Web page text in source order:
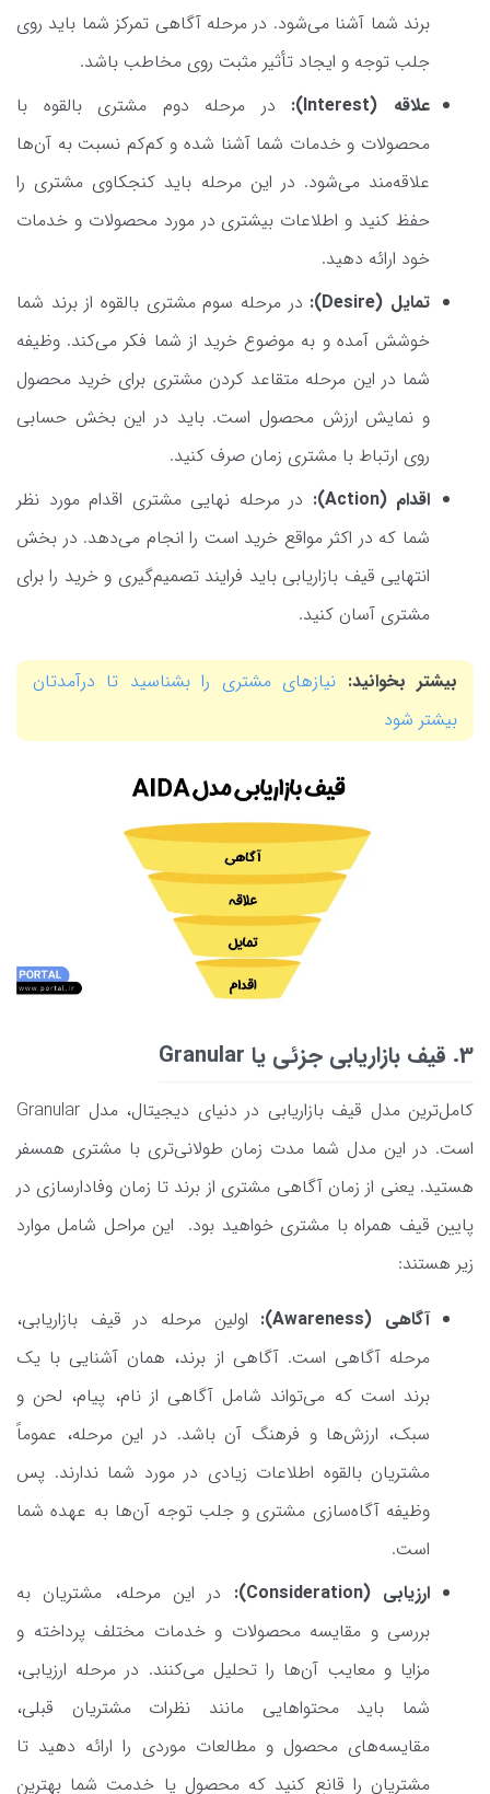
برند شما آشنا می‌شود. در مرحله آگاهی تمرکز شما باید روی
جلب توجه و ایجاد تأثیر مثبت روی مخاطب باشد.
علاقه (Interest):
در مرحله دوم مشتری بالقوه با
محصولات و خدمات شما آشنا شده و کم‌کم نسبت به آن‌ها
علاقه‌مند می‌شود. در این مرحله باید کنجکاوی مشتری را
حفظ کنید و اطلاعات بیشتری در مورد محصولات و خدمات
خود ارائه دهید.
تمایل (Desire):
در مرحله سوم مشتری بالقوه از برند شما
خوشش آمده و به موضوع خرید از شما فکر می‌کند. وظیفه
شما در این مرحله متقاعد کردن مشتری برای خرید محصول
و نمایش ارزش محصول است. باید در این بخش حسابی
روی ارتباط با مشتری زمان صرف کنید.
اقدام (Action):
در مرحله نهایی مشتری اقدام مورد نظر
شما که در اکثر مواقع خرید است را انجام می‌دهد. در بخش
انتهایی قیف بازاریابی باید فرایند تصمیم‌گیری و خرید را برای
مشتری آسان کنید.
بیشتر بخوانید: نیازهای مشتری را بشناسید تا درآمدتان
بیشتر شود
3. قیف بازاریابی جزئی یا Granular
کامل‌ترین مدل قیف بازاریابی در دنیای دیجیتال، مدل Granular
است. در این مدل شما مدت زمان طولانی‌تری با مشتری همسفر
هستید. یعنی از زمان آگاهی مشتری از برند تا زمان وفادارسازی در
پایین قیف همراه با مشتری خواهید بود. این مراحل شامل موارد
زیر هستند:
آگاهی (Awareness):
اولین مرحله در قیف بازاریابی،
مرحله آگاهی است. آگاهی از برند، همان آشنایی با یک
برند است که می‌تواند شامل آگاهی از نام، پیام، لحن و
سبک، ارزش‌ها و فرهنگ آن باشد. در این مرحله، عموماً
مشتریان بالقوه اطلاعات زیادی در مورد شما ندارند. پس
وظیفه آگاه‌سازی مشتری و جلب توجه آن‌ها به عهده شما
است.
ارزیابی (Consideration):
در این مرحله، مشتریان به
بررسی و مقایسه محصولات و خدمات مختلف پرداخته و
مزایا و معایب آن‌ها را تحلیل می‌کنند. در مرحله ارزیابی،
شما باید محتواهایی مانند نظرات مشتریان قبلی،
مقایسه‌های محصول و مطالعات موردی را ارائه دهید تا
مشتریان را قانع کنید که محصول یا خدمت شما بهترین